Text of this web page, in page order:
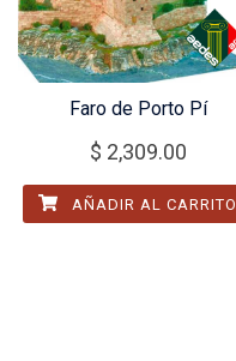
Faro de Porto Pí
$ 2,309.00
AÑADIR AL CARRITO